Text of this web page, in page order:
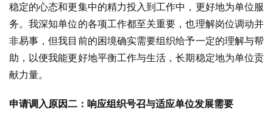
稳定的心态和更集中的精力投入到工作中，更好地为单位服
务。我深知单位的各项工作都至关重要，也理解岗位调动并
非易事，但我目前的困境确实需要组织给予一定的理解与帮
助，以便我能更好地平衡工作与生活，长期稳定地为单位贡
献力量。
申请调入原因二：响应组织号召与适应单位发展需要